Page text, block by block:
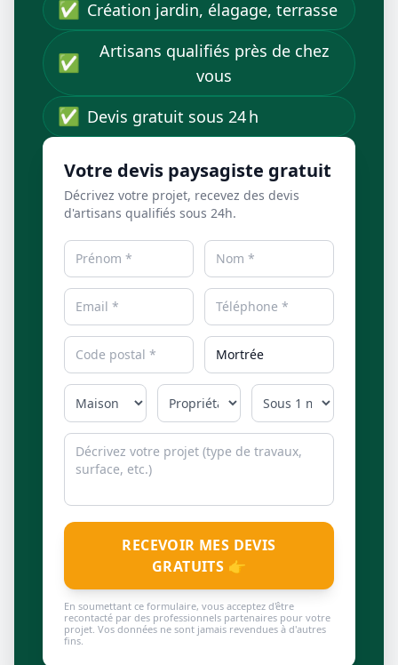
✅ Création jardin, élagage, terrasse
✅
Artisans qualifiés près de chez
vous
✅ Devis gratuit sous 24 h
Votre devis paysagiste gratuit
Décrivez votre projet, recevez des devis
d'artisans qualifiés sous 24h.
RECEVOIR MES DEVIS
GRATUITS 👉
En soumettant ce formulaire, vous acceptez d'être
recontacté par des professionnels partenaires pour votre
projet. Vos données ne sont jamais revendues à d'autres
fins.